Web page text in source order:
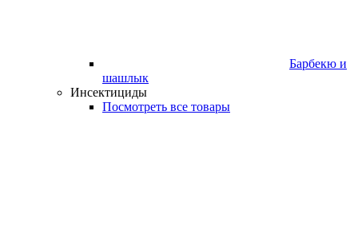
Барбекю и
шашлык
Инсектициды
Посмотреть все товары